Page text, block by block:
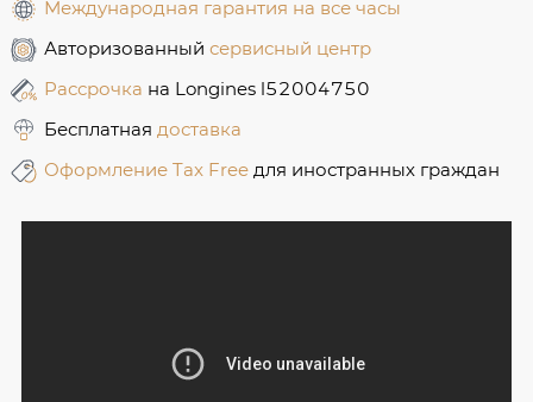
Международная гарантия на все часы
Авторизованный сервисный центр
Рассрочка на Longines l52004750
Бесплатная доставка
Оформление Tax Free для иностранных граждан